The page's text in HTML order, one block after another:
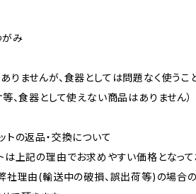
み
りませんが、食器としては問題なく使うこ
等、食器として使えない商品はありません）
トの返品・交換について
は上記の理由でお求めやすい価格となって
社理由(輸送中の破損、誤出荷等)の場合